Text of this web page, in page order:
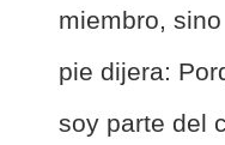
miembro,
pie dijera:
soy parte del